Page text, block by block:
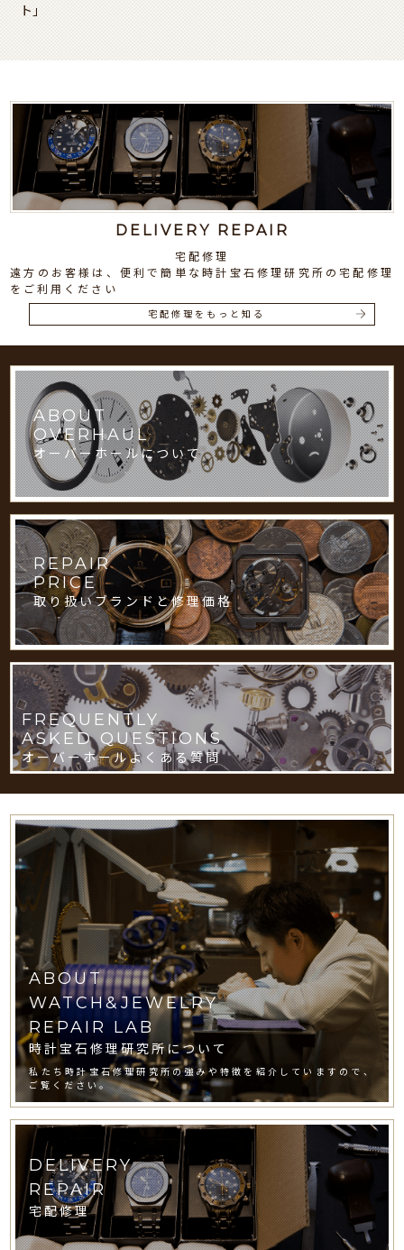
ト」
DELIVERY REPAIR
宅配修理
遠方のお客様は、便利で簡単な時計宝石修理研究所の宅配修理
をご利用ください
宅配修理をもっと知る
ABOUT
OVERHAUL
オーバーホールについて
REPAIR
PRICE
取り扱いブランドと修理価格
FREQUENTLY
ASKED QUESTIONS
オーバーホールよくある質問
ABOUT
WATCH&JEWELRY
REPAIR LAB
時計宝石修理研究所について
私たち時計宝石修理研究所の強みや特徴を紹介していますので、
ご覧ください。
DELIVERY
REPAIR
宅配修理